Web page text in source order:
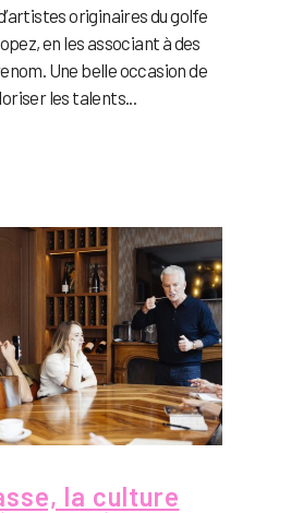
originaires du golfe
en les associant à des
Une belle occasion de
les talents...
la culture